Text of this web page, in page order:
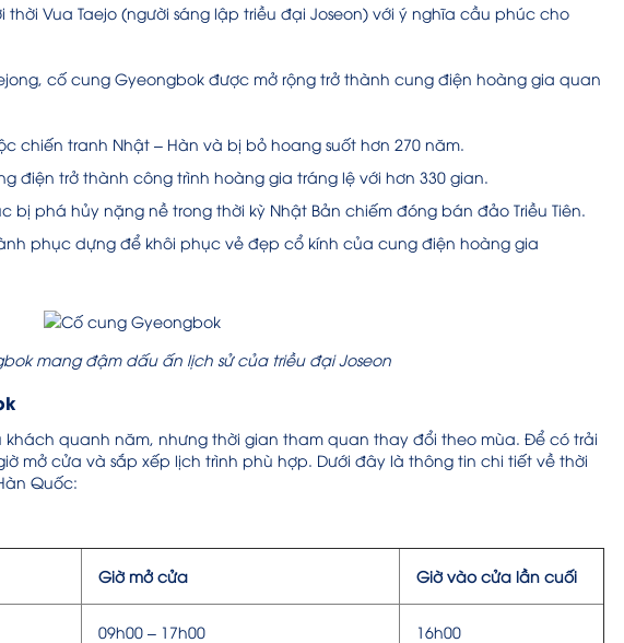
Vua Taejo (người sáng lập triều đại Joseon) với ý nghĩa cầu phúc cho
cố cung Gyeongbok được mở rộng trở thành cung điện hoàng gia quan
chiến tranh Nhật – Hàn và bị bỏ hoang suốt hơn 270 năm.
điện trở thành công trình hoàng gia tráng lệ với hơn 330 gian.
bị phá hủy nặng nề trong thời kỳ Nhật Bản chiếm đóng bán đảo Triều Tiên.
phục dựng để khôi phục vẻ đẹp cổ kính của cung điện hoàng gia
mang đậm dấu ấn lịch sử của triều đại Joseon
quanh năm, nhưng thời gian tham quan thay đổi theo mùa. Để có trải
mở cửa và sắp xếp lịch trình phù hợp. Dưới đây là thông tin chi tiết về thời
Quốc:
Giờ mở cửa Giờ vào cửa lần cuối
09h00 – 17h00 16h00